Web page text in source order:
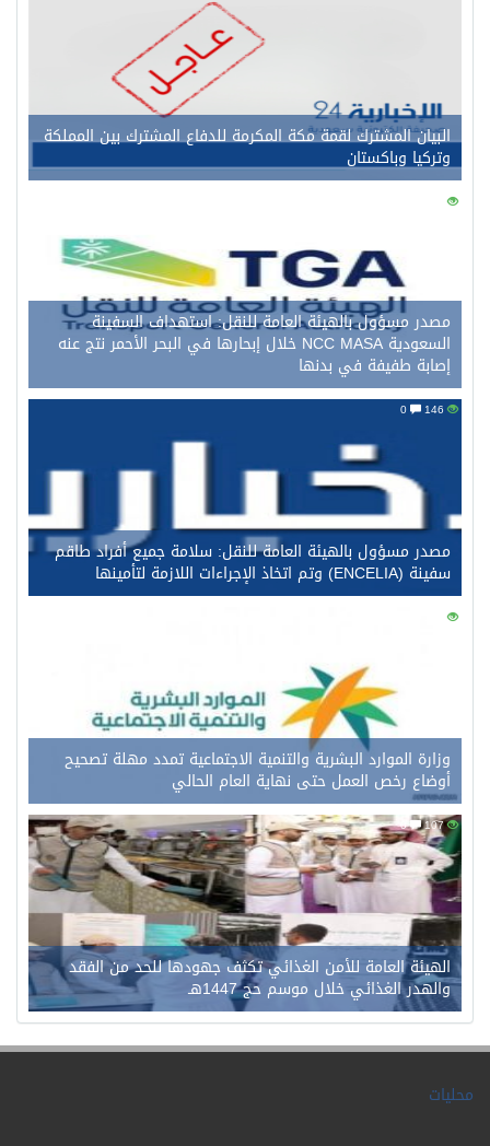
البيان المشترك لقمة مكة المكرمة للدفاع المشترك بين المملكة
وتركيا وباكستان
157
مصدر مسؤول بالهيئة العامة للنقل: استهداف السفينة
السعودية NCC MASA خلال إبحارها في البحر الأحمر نتج عنه
إصابة طفيفة في بدنها
مصدر مسؤول بالهيئة العامة للنقل: سلامة جميع أفراد طاقم
سفينة (ENCELIA) وتم اتخاذ الإجراءات اللازمة لتأمينها
126
وزارة الموارد البشرية والتنمية الاجتماعية تمدد مهلة تصحيح
أوضاع رخص العمل حتى نهاية العام الحالي
107
0
الهيئة العامة للأمن الغذائي تكثف جهودها للحد من الفقد
والهدر الغذائي خلال موسم حج 1447هـ
محليات